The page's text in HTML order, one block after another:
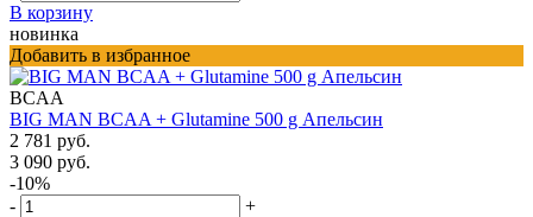
В корзину
новинка
Добавить в избранное
BCAA
BIG MAN BCAA + Glutamine 500 g Апельсин
2 781 руб.
3 090 руб.
-10%
-
+